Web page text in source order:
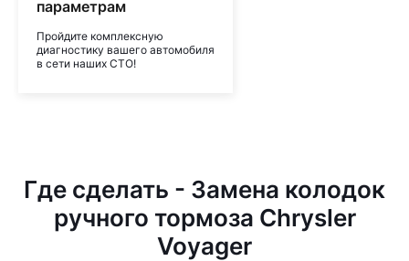
параметрам
Пройдите комплексную
диагностику вашего автомобиля
в сети наших СТО!
Где сделать - Замена колодок
ручного тормоза Chrysler
Voyager